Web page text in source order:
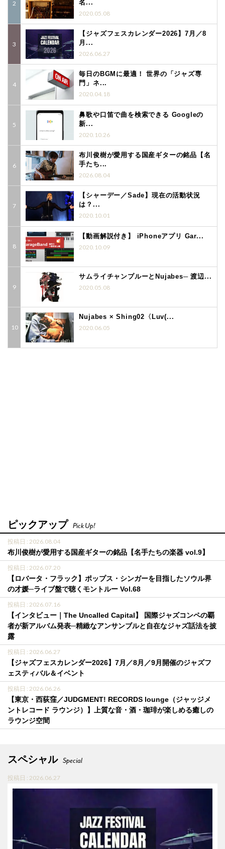
名...
2020.05.08
【ジャズフェスカレンダー2026】7月／8
月...
2026.06.27
毎日のBGMに最適！ 世界の「ジャズ専
門」ネ...
2020.04.18
鼻歌や口笛で曲を検索できる Googleの
新...
2020.10.26
布川俊樹が愛用する国産ギターの銘品【名
手たち...
2026.08.04
【シャーデー／Sade】現在の活動状況
は？...
2020.10.01
【動画解説付き】 iPhoneアプリ Gar...
2020.10.09
サムライチャンプルーとNujabes─ 渡辺...
2020.05.08
Nujabes × Shing02〈Luv(...
2020.06.05
ピックアップ Pick Up!
投稿日 : 2026.08.04
布川俊樹が愛用する国産ギターの銘品【名手たちの楽器 vol.9】
投稿日 : 2026.07.20
【ロバータ・フラック】ポップス・シンガーを目指したソウル界
の才媛─ライブ盤で聴くモントルー Vol.68
投稿日 : 2026.07.16
【インタビュー｜The Uncalled Capital】 国際ジャズコンペの覇
者が新アルバム発表─精緻なアンサンブルと自在なジャズ話法を披
露
投稿日 : 2026.06.27
【ジャズフェスカレンダー2026】7月／8月／9月開催のジャズフ
ェスティバル＆イベント
投稿日 : 2026.06.26
【東京・西荻窪／JUDGMENT! RECORDS lounge（ジャッジメ
ントレコード ラウンジ）】上質な音・酒・珈琲が楽しめる癒しの
ラウンジ空間
スペシャル Special
投稿日 : 2026.06.27